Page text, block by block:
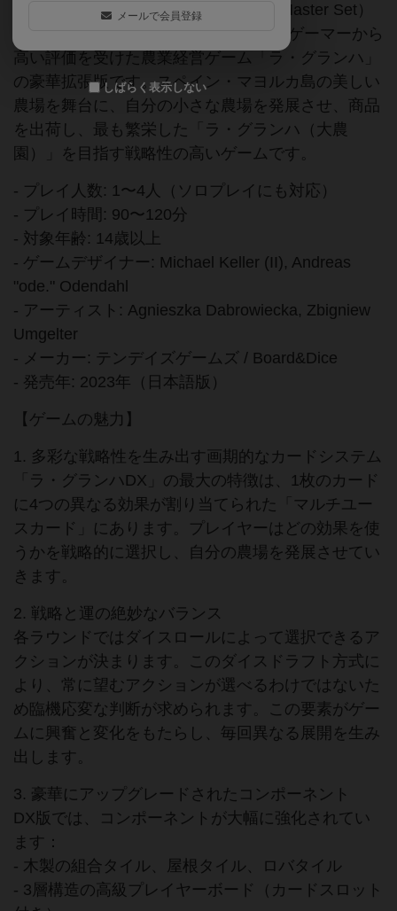
ラ・グランハDX（La Granja: Deluxe Master Set）
は、2014年に発表され世界中のボードゲーマーから
高い評価を受けた農業経営ゲーム「ラ・グランハ」
の豪華拡張版です。スペイン・マヨルカ島の美しい
農場を舞台に、自分の小さな農場を発展させ、商品
を出荷し、最も繁栄した「ラ・グランハ（大農
園）」を目指す戦略性の高いゲームです。
- プレイ人数: 1〜4人（ソロプレイにも対応）
- プレイ時間: 90〜120分
- 対象年齢: 14歳以上
- ゲームデザイナー: Michael Keller (II), Andreas
"ode." Odendahl
- アーティスト: Agnieszka Dabrowiecka, Zbigniew
Umgelter
- メーカー: テンデイズゲームズ / Board&Dice
- 発売年: 2023年（日本語版）
【ゲームの魅力】
1. 多彩な戦略性を生み出す画期的なカードシステム
「ラ・グランハDX」の最大の特徴は、1枚のカード
に4つの異なる効果が割り当てられた「マルチユー
スカード」にあります。プレイヤーはどの効果を使
うかを戦略的に選択し、自分の農場を発展させてい
きます。
2. 戦略と運の絶妙なバランス
各ラウンドではダイスロールによって選択できるア
クションが決まります。このダイスドラフト方式に
より、常に望むアクションが選べるわけではないた
め臨機応変な判断が求められます。この要素がゲー
ムに興奮と変化をもたらし、毎回異なる展開を生み
出します。
3. 豪華にアップグレードされたコンポーネント
DX版では、コンポーネントが大幅に強化されてい
ます：
- 木製の組合タイル、屋根タイル、ロバタイル
- 3層構造の高級プレイヤーボード（カードスロット
メールで会員登録
しばらく表示しない